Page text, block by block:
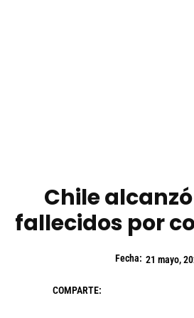
Chile
fallecidos por
Fecha: 21 mayo,
COMPARTE: